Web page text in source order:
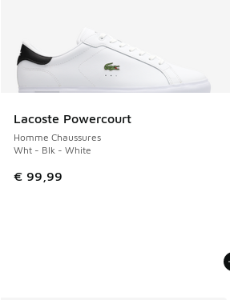
Lacoste Powercourt
Homme Chaussures
Wht - Blk - White
€ 99,99